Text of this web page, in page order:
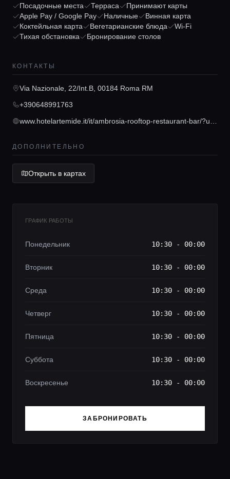
Главная
Локации
Гиды
Консьерж сервис
Lifestyle журнал
Посадочные места Терраса
Принимают карты
Apple Pay / Google Pay
Наличные
Винная карта
Коктейльная карта
Вегетарианские блюда
Wi-Fi
Тихая обстановка
Бронирование столов
КОНТАКТЫ
Via Nazionale, 22/Int.B, 00184 Roma RM
+390648991763
ДОПОЛНИТЕЛЬНО
Открыть в картах
ГРАФИК РАБОТЫ
Понедельник 10:30 - 00:00
Вторник 10:30 - 00:00
Среда 10:30 - 00:00
Четверг 10:30 - 00:00
Пятница 10:30 - 00:00
Суббота 10:30 - 00:00
Воскресенье 10:30 - 00:00
ЗАБРОНИРОВАТЬ